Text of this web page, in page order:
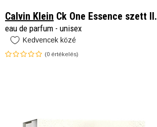
Calvin Klein Ck One Essence szett II.
eau de parfum - unisex
Kedvencek közé
(0 értékelés)